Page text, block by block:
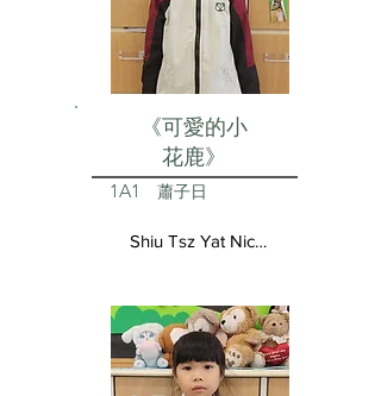
《可愛的小
花鹿》
1A1 蕭子日
Shiu Tsz Yat Nicolas